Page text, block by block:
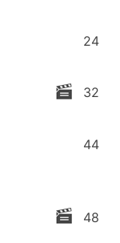
24
32
44
48